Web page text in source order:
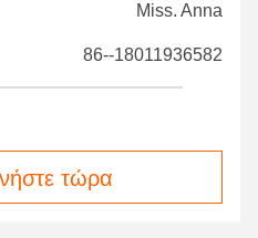
Miss. Anna
86--18011936582
τώρα